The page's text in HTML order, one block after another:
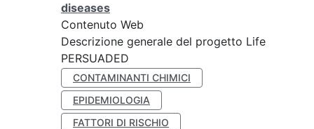
diseases
Contenuto Web
Descrizione generale del progetto Life
PERSUADED
CONTAMINANTI CHIMICI
EPIDEMIOLOGIA
FATTORI DI RISCHIO